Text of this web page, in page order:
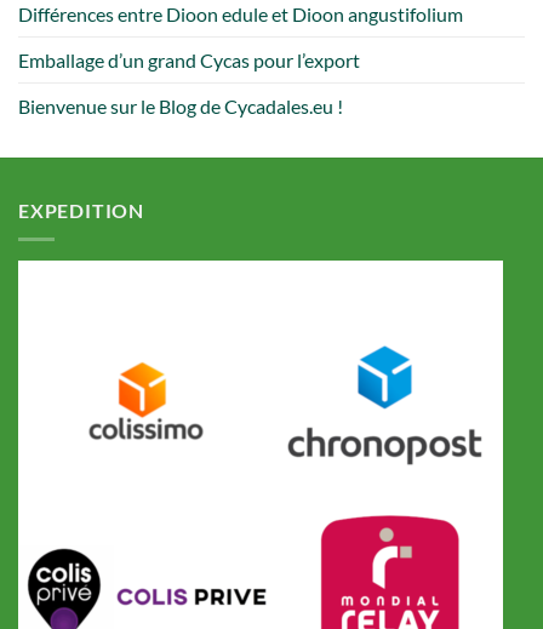
Différences entre Dioon edule et Dioon angustifolium
Emballage d’un grand Cycas pour l’export
Bienvenue sur le Blog de Cycadales.eu !
EXPEDITION